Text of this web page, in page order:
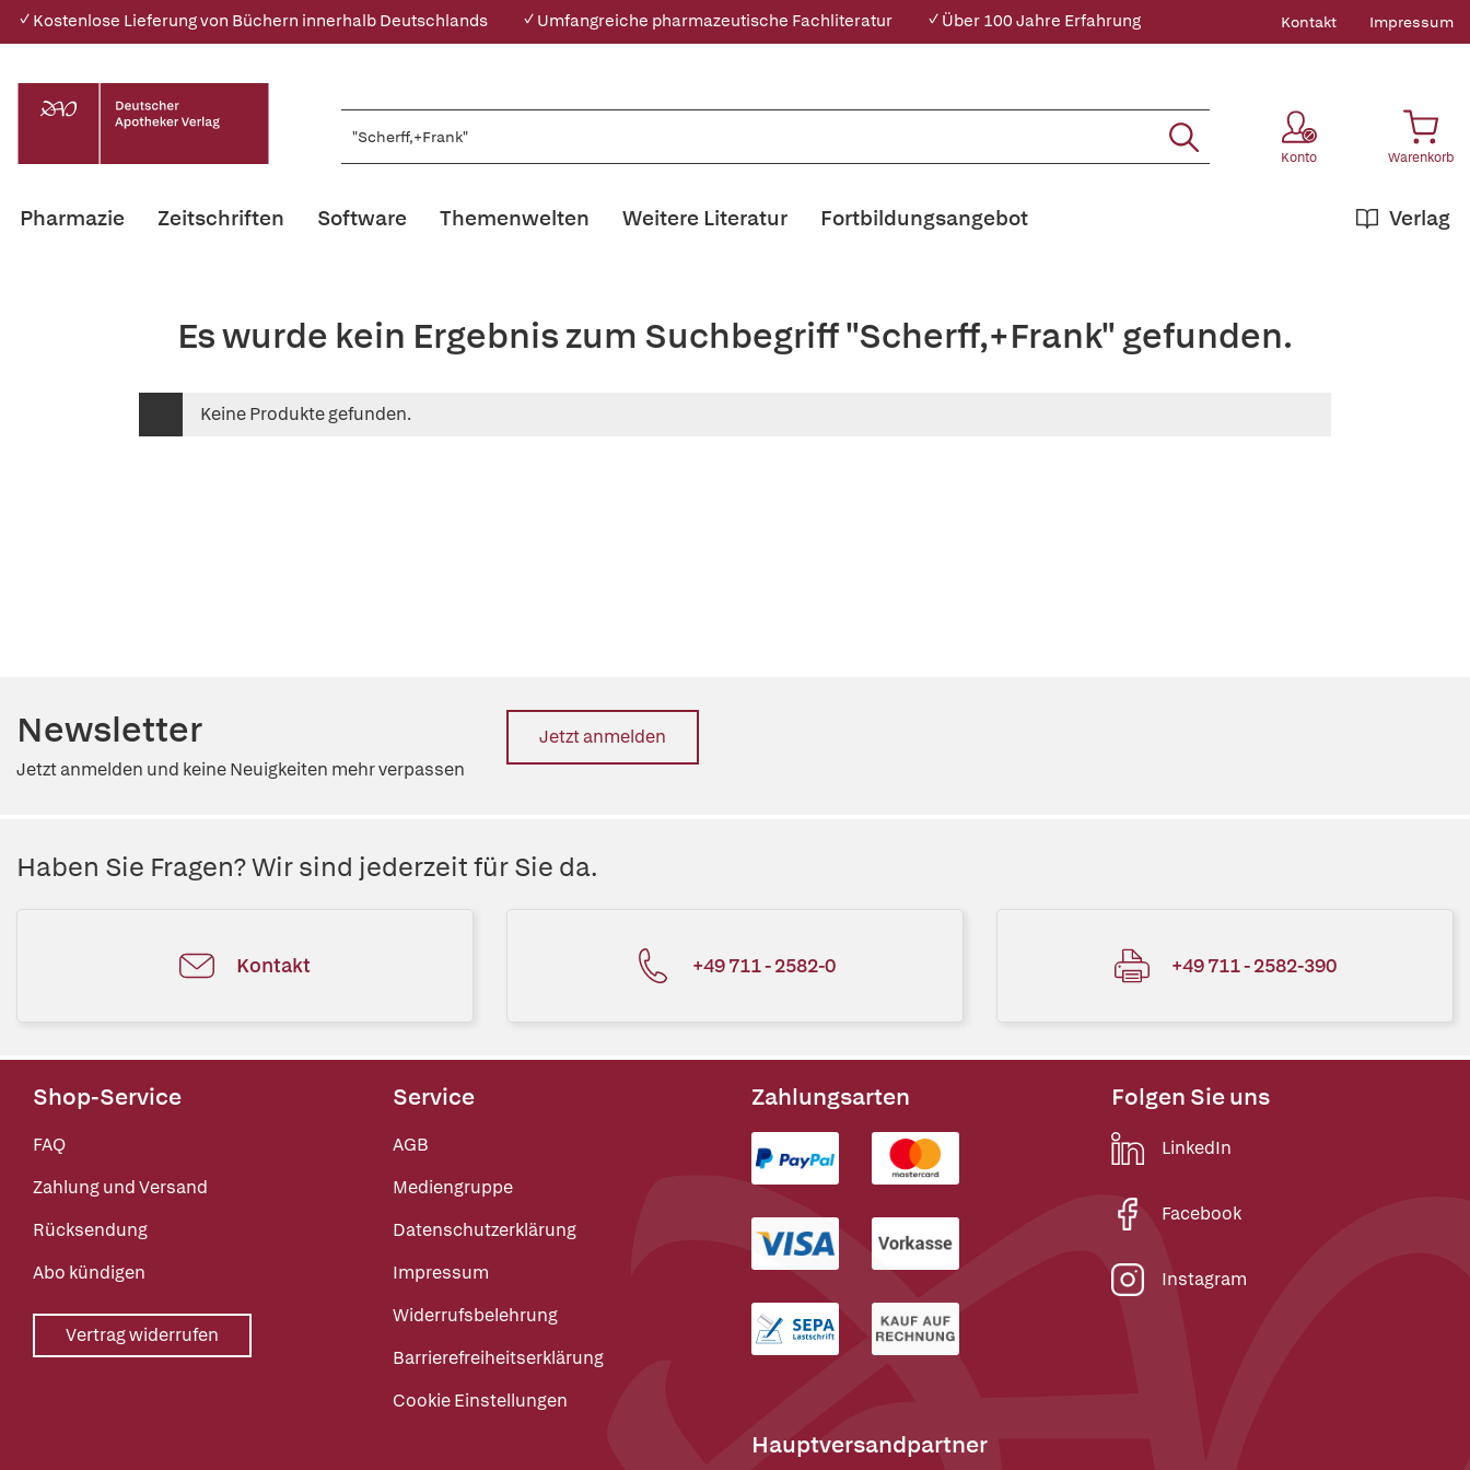
✓ Kostenlose Lieferung von Büchern innerhalb Deutschlands ✓ Umfangreiche pharmazeutische Fachliteratur ✓ Über 100 Jahre Erfahrung Kontakt Impressum
Konto Warenkorb
Pharmazie Zeitschriften Software Themenwelten Weitere Literatur Verlag
Fortbildungsangebot
Es wurde kein Ergebnis zum Suchbegriff "Scherff,+Frank" gefunden.
Keine Produkte gefunden.
Newsletter
Jetzt anmelden und keine Neuigkeiten mehr verpassen
Jetzt anmelden
Haben Sie Fragen? Wir sind jederzeit für Sie da.
Kontakt +49 711 - 2582-0 +49 711 - 2582-390
Shop-Service
FAQ
Zahlung und Versand
Rücksendung
Abo kündigen
Vertrag widerrufen
Service
AGB
Mediengruppe
Datenschutzerklärung
Impressum
Widerrufsbelehrung
Barrierefreiheitserklärung
Cookie Einstellungen
Zahlungsarten
Hauptversandpartner
Folgen Sie uns
LinkedIn
Facebook
Instagram